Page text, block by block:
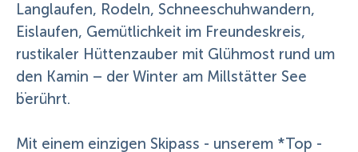
Langlaufen, Rodeln, Schneeschuhwandern,
Eislaufen, Gemütlichkeit im Freundeskreis,
rustikaler Hüttenzauber mit Glühmost rund um
den Kamin – der Winter am Millstätter See
berührt.
Mit einem einzigen Skipass - unserem *Top -